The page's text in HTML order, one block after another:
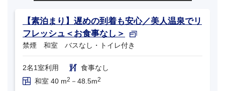
【素泊まり】遅めの到着も安心／美人温泉でリ
フレッシュ＜お食事なし＞
禁煙 和室 バスなし・トイレ付き
2名1室利用
食事なし
和室 40 m2 －48.5m2